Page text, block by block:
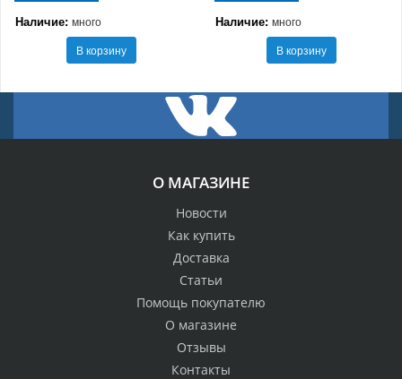
Наличие: много
В корзину
Наличие: много
В корзину
О МАГАЗИНЕ
Новости
Как купить
Доставка
Статьи
Помощь покупателю
О магазине
Отзывы
Контакты